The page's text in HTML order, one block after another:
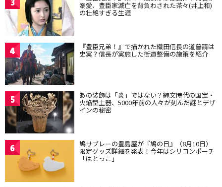
3 溺愛、豊臣家滅亡を背負わされた茶々(井上和)
の壮絶すぎる生涯
4 『豊臣兄弟！』で描かれた織田信長の道普請は
史実？信長が実施した街道整備の施策を紹介
5 あの装飾は「炎」ではない？縄文時代の国宝・
火焔型土器、5000年前の人々が刻んだ謎とデザ
インの秘密
6 鳩サブレーの豊島屋が『鳩の日』（8月10日）
限定グッズ詳細を発表！今年はシリコンポーチ
「はとっこ」